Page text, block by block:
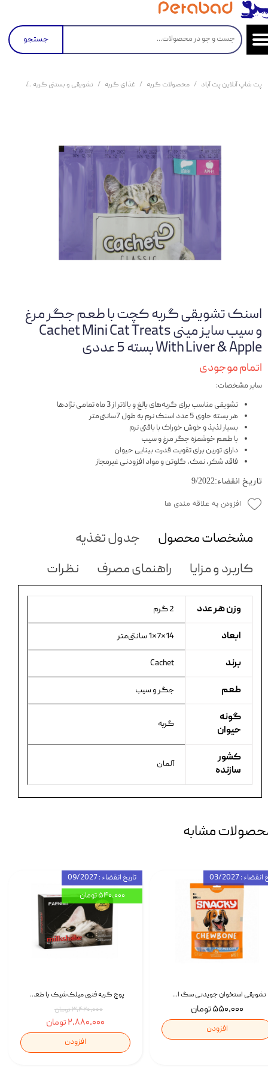
جستجو
پت شاپ آنلاین پت آباد محصولات گربه غذای گربه تشویقی و بستنی گربه
اسنک تشویقی گربه کچت با طعم جگر مرغ
و سیب سایز مینی Cachet Mini Cat Treats
With Liver & Apple بسته 5 عددی
اتمام موجودی
سایر مشخصات:
تشویقی مناسب برای گربه‌های بالغ و بالاتر از 3 ماه تمامی نژادها
هر بسته حاوی 5 عدد اسنک نرم به طول 7سانتی‌متر
بسیار لذیذ و خوش خوراک با بافتی نرم
با طعم خوشمزه جگر مرغ و سیب
دارای تورین برای تقویت قدرت بینایی حیوان
فاقد شکر، نمک، گلوتن و مواد افزودنی غیرمجاز
تاریخ انقضاء:9/2022
افزودن به علاقه مندی ها
مشخصات محصول
جدول تغذیه
کاربرد و مزایا
راهنمای مصرف نظرات
وزن هر عدد 2 گرم
ابعاد 14×7×1 سانتی‌متر
برند Cachet
طعم جگر و سیب
گونه
حیوان
گربه
کشور
سازنده
آلمان
مشابه
پوچ گربه فنبی میلک‌شیک با طعم مرغ Faenbei Cat Milk Shake Pouch بسته 12 عددی
۳,۴۲۰,۰۰۰ تومان
۲,۸۸۰,۰۰۰ تومان
افزودن
تاریخ انقضاء : 09/2027
۵۴۰,۰۰۰ تومان
تشویقی استخوان جویدنی سگ اسنکی کرانچی با طعم مرغ Snacky Crunchy Munchy وزن 100 گرم
۵۵۰,۰۰۰ تومان
افزودن
: 03/2027